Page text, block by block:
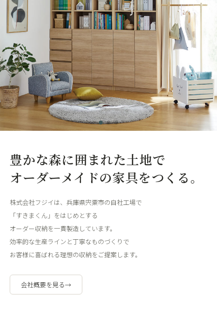
豊かな森に囲まれた土地で
オーダーメイドの家具をつくる。
株式会社フジイは、兵庫県宍粟市の自社工場で
「すきまくん」をはじめとする
オーダー収納を一貫製造しています。
効率的な生産ラインと丁寧なものづくりで
お客様に喜ばれる理想の収納をご提案します。
会社概要を見る→